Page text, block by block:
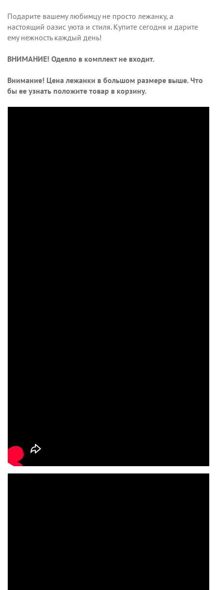
Подарите вашему любимцу не просто лежанку, а
настоящий оазис уюта и стиля. Купите сегодня и дарите
ему нежность каждый день!
ВНИМАНИЕ! Одеяло в комплект не входит.
Внимание! Цена лежанки в большом размере выше. Что
бы ее узнать положите товар в корзину.